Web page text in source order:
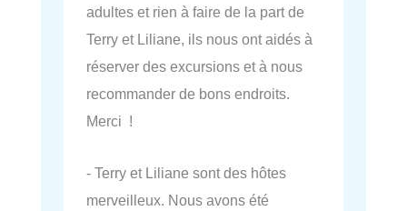
adultes et rien à faire de la part de
Terry et Liliane, ils nous ont aidés à
réserver des excursions et à nous
recommander de bons endroits.
Merci !
- Terry et Liliane sont des hôtes
merveilleux. Nous avons été